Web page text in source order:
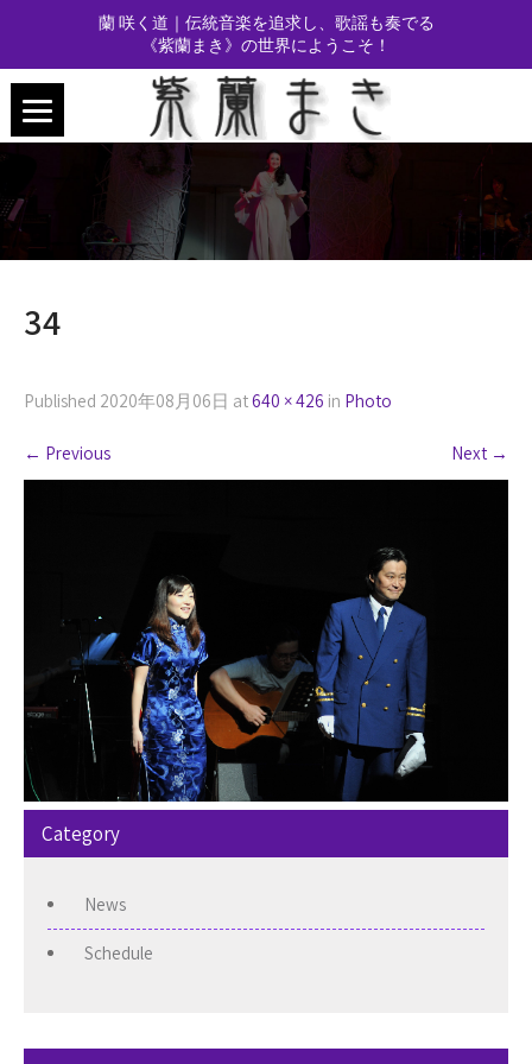
蘭 咲く道｜伝統音楽を追求し、歌謡も奏でる
《紫蘭まき》の世界にようこそ！
34
Published 2020年08月06日 at640 × 426 in Photo
← Previous Next →
Category
News
Schedule